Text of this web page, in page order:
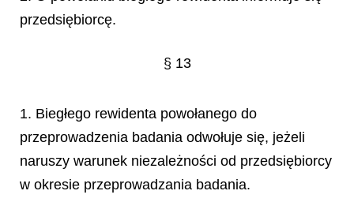
przedsiębiorcę.
§ 13
1. Biegłego rewidenta powołanego do
przeprowadzenia badania odwołuje się, jeżeli
naruszy warunek niezależności od przedsiębiorcy
w okresie przeprowadzania badania.